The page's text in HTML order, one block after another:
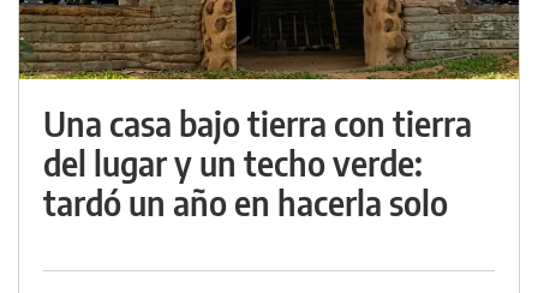
Una casa bajo tierra con tierra
del lugar y un techo verde:
tardó un año en hacerla solo